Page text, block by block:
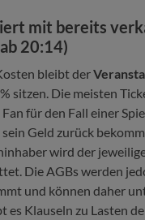
mit bereits
20:14)
bleibt der
sitzen. Die meisten
Fan für den Fall einer
Geld zurück
wird der
Die AGBs werden
und können daher
es Klauseln zu Lasten